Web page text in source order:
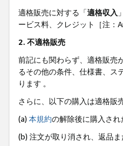
適格販売に対する「適格収入
ービス料、クレジット［注：
2. 不適格販売
前記にも関わらず、適格販売
るその他の条件、仕様書、ス
ります 。
さらに、以下の購入は適格販
(a) 本規約の解除後に購入され
(b) 注文が取り消され、返品ま